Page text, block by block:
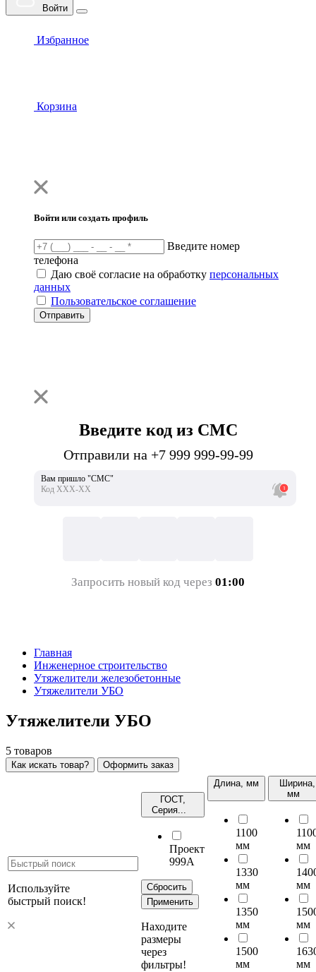
Войти
Избранное
Корзина
Войти или создать профиль
Введите номер
телефона
Даю своё согласие на обработку персональных
данных
Пользовательское соглашение
Отправить
Введите код из СМС
Отправили на +7 999 999-99-99
Вам пришло "СМС"
Код ХХХ-ХХ
Запросить новый код через 01:00
Главная
Инженерное строительство
Утяжелители железобетонные
Утяжелители УБО
Утяжелители УБО
5 товаров
Как искать товар? Оформить заказ
Используйте
быстрый поиск!
ГОСТ,
Серия...
Проект
999А
Сбросить
Применить
Находите
размеры
через
фильтры!
Длина, мм
1100
мм
1330
мм
1350
мм
1500
мм
Ширина,
мм
мм
мм
мм
мм